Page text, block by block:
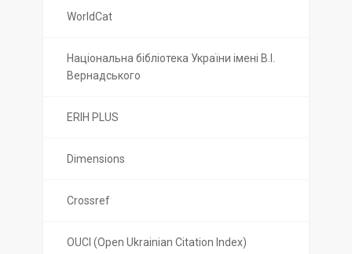
WorldCat
Національна бібліотека України імені В.І.
Вернадського
ERIH PLUS
Dimensions
Crossref
OUCI (Open Ukrainian Citation Index)